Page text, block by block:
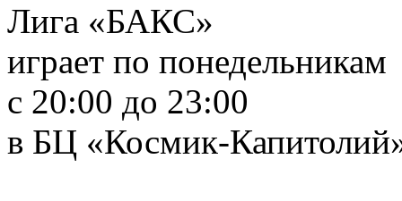
Лига «БАКС»
играет по понедельникам
с 20:00 до 23:00
в БЦ «Космик-